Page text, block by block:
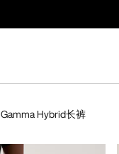
Gamma Hybrid长裤